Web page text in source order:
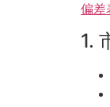
偏差
1.